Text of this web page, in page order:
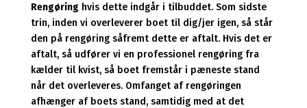
Rengøring hvis dette indgår i tilbuddet. Som sidste
trin, inden vi overleverer boet til dig/jer igen, så står
den på rengøring såfremt dette er aftalt. Hvis det er
aftalt, så udfører vi en professionel rengøring fra
kælder til kvist, så boet fremstår i pæneste stand
når det overleveres. Omfanget af rengøringen
afhænger af boets stand, samtidig med at det